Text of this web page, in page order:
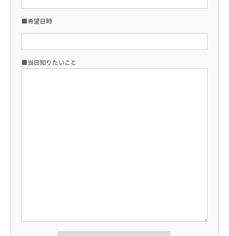
■希望日時
■当日知りたいこと